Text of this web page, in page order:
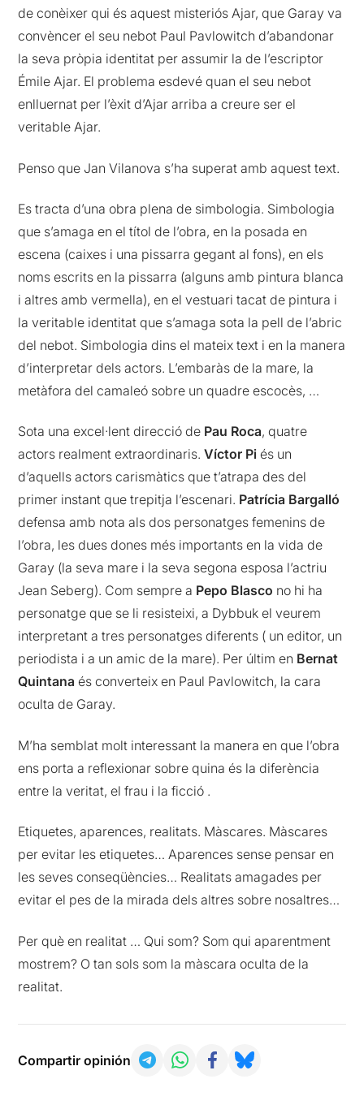
de conèixer qui és aquest misteriós Ajar, que Garay va
convèncer el seu nebot Paul Pavlowitch d’abandonar
la seva pròpia identitat per assumir la de l’escriptor
Émile Ajar. El problema esdevé quan el seu nebot
enlluernat per l’èxit d’Ajar arriba a creure ser el
veritable Ajar.
Penso que Jan Vilanova s’ha superat amb aquest text.
Es tracta d’una obra plena de simbologia. Simbologia
que s’amaga en el títol de l’obra, en la posada en
escena (caixes i una pissarra gegant al fons), en els
noms escrits en la pissarra (alguns amb pintura blanca
i altres amb vermella), en el vestuari tacat de pintura i
la veritable identitat que s’amaga sota la pell de l’abric
del nebot. Simbologia dins el mateix text i en la manera
d’interpretar dels actors. L’embaràs de la mare, la
metàfora del camaleó sobre un quadre escocès, …
Sota una excel·lent direcció de Pau Roca, quatre
actors realment extraordinaris.Víctor Piés un
d’aquells actors carismàtics que t’atrapa des del
primer instant que trepitja l’escenari. Patrícia Bargalló
defensa amb nota als dos personatges femenins de
l’obra, les dues dones més importants en la vida de
Garay (la seva mare i la seva segona esposa l’actriu
Jean Seberg). Com sempre a Pepo Blasco no hi ha
personatge que se li resisteixi, a Dybbuk el veurem
interpretant a tres personatges diferents ( un editor, un
periodista i a un amic de la mare). Per últim en Bernat
Quintana és converteix en Paul Pavlowitch, la cara
oculta de Garay.
M’ha semblat molt interessant la manera en que l’obra
ens porta a reflexionar sobre quina és la diferència
entre la veritat, el frau i la ficció .
Etiquetes, aparences, realitats. Màscares. Màscares
per evitar les etiquetes… Aparences sense pensar en
les seves conseqüències… Realitats amagades per
evitar el pes de la mirada dels altres sobre nosaltres…
Per què en realitat … Qui som? Som qui aparentment
mostrem? O tan sols som la màscara oculta de la
realitat.
Compartir opinión